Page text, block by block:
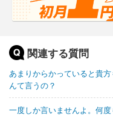
関連する質問
あまりからかっていると貴
んて言うの？
一度しか言いませんよ。何